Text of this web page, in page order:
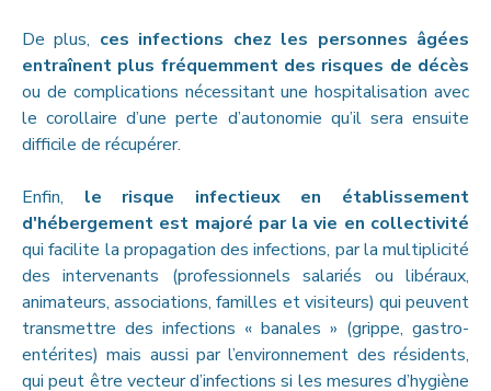
De plus, ces infections chez les personnes âgées
entraînent plus fréquemment des risques de décès
ou de complications nécessitant une hospitalisation avec
le corollaire d’une perte d’autonomie qu’il sera ensuite
difficile de récupérer.
Enfin, le risque infectieux en établissement
d'hébergement est majoré par la vie en collectivité
qui facilite la propagation des infections, par la multiplicité
des intervenants (professionnels salariés ou libéraux,
animateurs, associations, familles et visiteurs) qui peuvent
transmettre des infections « banales » (grippe, gastro-
entérites) mais aussi par l’environnement des résidents,
qui peut être vecteur d’infections si les mesures d’hygiène